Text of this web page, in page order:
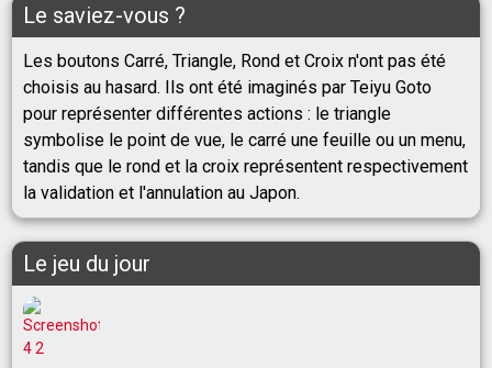
Le saviez-vous ?
Les boutons Carré, Triangle, Rond et Croix n'ont pas été
choisis au hasard. Ils ont été imaginés par Teiyu Goto
pour représenter différentes actions : le triangle
symbolise le point de vue, le carré une feuille ou un menu,
tandis que le rond et la croix représentent respectivement
la validation et l'annulation au Japon.
Le jeu du jour